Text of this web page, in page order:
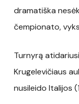
dramatiška
čempionato,
Turnyrą
Krugelevičiaus
nusileido Italijos